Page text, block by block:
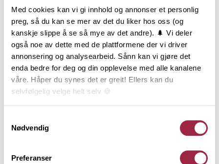
Med cookies kan vi gi innhold og annonser et personlig
preg, så du kan se mer av det du liker hos oss (og
kanskje slippe å se så mye av det andre). 🌲 Vi deler
også noe av dette med de plattformene der vi driver
annonsering og analysearbeid. Sånn kan vi gjøre det
enda bedre for deg og din opplevelse med alle kanalene
våre. Håper du synes det er greit! Ellers kan du
selvfølgelig velge helt selv 🍪
Nødvendig
Preferanser
Stram og kraftig profil med god spileeffekt
TRESLAG LM PER M 2 ENDEPLØY
Furu 18.2
NOBB VARETYPE
60803968
Behandling